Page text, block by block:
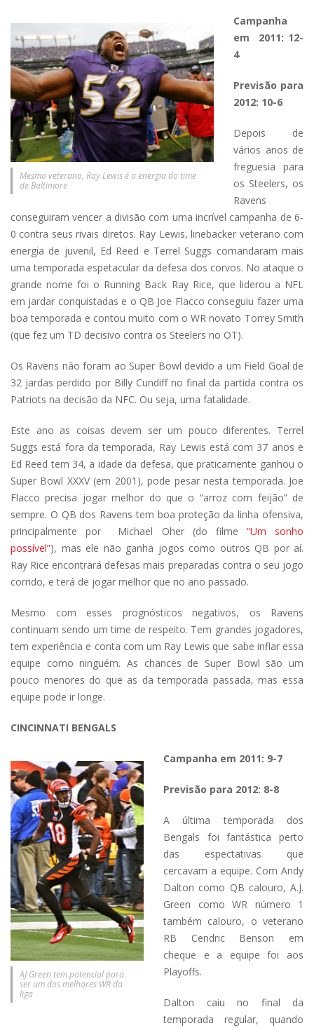
Mesmo veterano, Ray Lewis é a energia do time
de Baltimore
Campanha
em 2011: 12-
4
Previsão para
2012: 10-6
Depois de
vários anos de
freguesia para
os Steelers, os
Ravens
conseguiram vencer a divisão com uma incrível campanha de 6-
0 contra seus rivais diretos. Ray Lewis, linebacker veterano com
energia de juvenil, Ed Reed e Terrel Suggs comandaram mais
uma temporada espetacular da defesa dos corvos. No ataque o
grande nome foi o Running Back Ray Rice, que liderou a NFL
em jardar conquistadas e o QB Joe Flacco conseguiu fazer uma
boa temporada e contou muito com o WR novato Torrey Smith
(que fez um TD decisivo contra os Steelers no OT).
Os Ravens não foram ao Super Bowl devido a um Field Goal de
32 jardas perdido por Billy Cundiff no final da partida contra os
Patriots na decisão da NFC. Ou seja, uma fatalidade.
Este ano as coisas devem ser um pouco diferentes. Terrel
Suggs está fora da temporada, Ray Lewis está com 37 anos e
Ed Reed tem 34, a idade da defesa, que praticamente ganhou o
Super Bowl XXXV (em 2001), pode pesar nesta temporada. Joe
Flacco precisa jogar melhor do que o “arroz com feijão” de
sempre. O QB dos Ravens tem boa proteção da linha ofensiva,
principalmente por Michael Oher (do filme “Um sonho
possível”), mas ele não ganha jogos como outros QB por aí.
Ray Rice encontrará defesas mais preparadas contra o seu jogo
corrido, e terá de jogar melhor que no ano passado.
Mesmo com esses prognósticos negativos, os Ravens
continuam sendo um time de respeito. Tem grandes jogadores,
tem experiência e conta com um Ray Lewis que sabe inflar essa
equipe como ninguém. As chances de Super Bowl são um
pouco menores do que as da temporada passada, mas essa
equipe pode ir longe.
CINCINNATI BENGALS
AJ Green tem potencial para
ser um dos melhores WR da
liga
Campanha em 2011: 9-7
Previsão para 2012: 8-8
A última temporada dos
Bengals foi fantástica perto
das espectativas que
cercavam a equipe. Com Andy
Dalton como QB calouro, A.J.
Green como WR número 1
também calouro, o veterano
RB Cendric Benson em
cheque e a equipe foi aos
Playoffs.
Dalton caiu no final da
temporada regular, quando